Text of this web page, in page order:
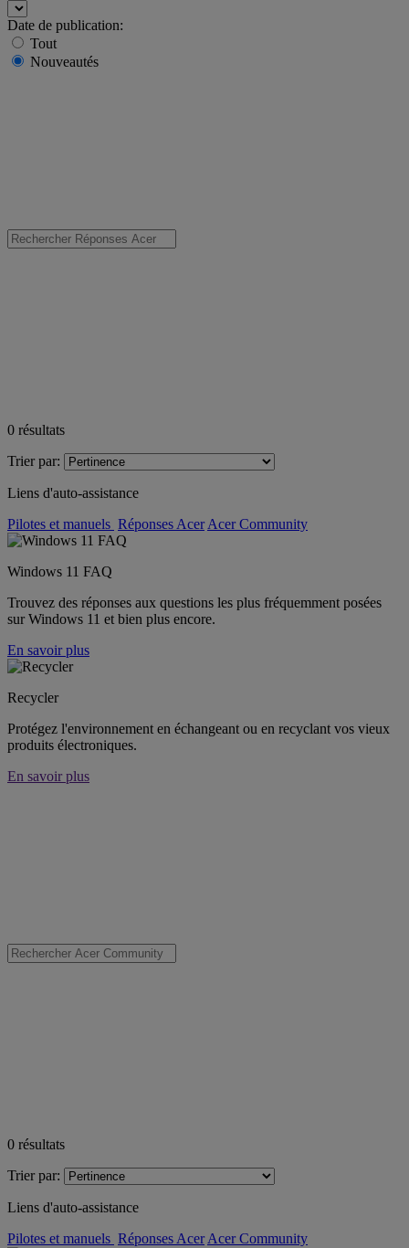
Date de publication:
Tout
Nouveautés
0 résultats
Trier par:
Liens d'auto-assistance
Pilotes et manuels Réponses Acer Acer Community
Windows 11 FAQ
Trouvez des réponses aux questions les plus fréquemment posées
sur Windows 11 et bien plus encore.
En savoir plus
Recycler
Protégez l'environnement en échangeant ou en recyclant vos vieux
produits électroniques.
En savoir plus
0 résultats
Trier par:
Liens d'auto-assistance
Pilotes et manuels Réponses Acer Acer Community